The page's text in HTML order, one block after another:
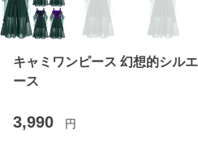
キャミワンピース 幻想的シル
ース
3,990 円